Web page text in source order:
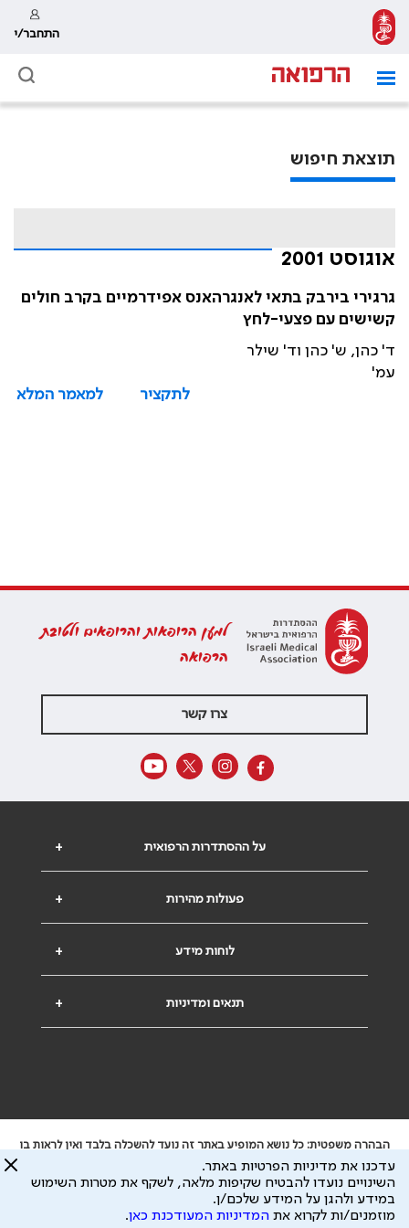
התחבר/י
תוצאת חיפוש
אוגוסט 2001
גרגירי בירבק בתאי לאנגרהאנס אפידרמיים בקרב חולים
קשישים עם פצעי-לחץ
ד' כהן, ש' כהן וד' שילר
עמ'
לתקציר
למאמר המלא
למען הרופאות והרופאים ולטובת
הרפואה
צרו קשר
+ על ההסתדרות הרפואית
+ פעולות מהירות
+ לוחות מידע
+ תנאים ומדיניות
הבהרה משפטית: כל נושא המופיע באתר זה נועד להשכלה בלבד ואין לראות בו
ייעוץ רפואי או משפטי. אין הר"י אחראית לתוכן המתפרסם באתר זה ולכל נזק
שעלול להיגרם.
ידוע לי שהר"י אוספת ושומרת מידע אישי לצורך מתן השרות וכי חלק ממנו עשוי
להיות מועבר לצדדים שלישיים, הכל בכפוף למדיניות הפרטיות
עדכנו את מדיניות הפרטיות באתר.
השינויים נועדו להבטיח שקיפות מלאה, לשקף את מטרות השימוש
במידע ולהגן על המידע שלכם/ן.
מוזמנים/ות לקרוא את המדיניות המעודכנת כאן.